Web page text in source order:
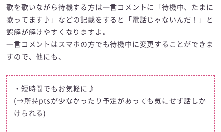
歌を歌いながら待機する方は一言コメントに「待機中、たまに
歌ってます♪」などの記載をすると「電話じゃないんだ！」と
誤解が解けやすくなりますよ。
一言コメントはスマホの方でも待機中に変更することができま
すので、他にも、
・短時間でもお気軽に♪
(→所持ptsが少なかったり予定があっても気にせず話しか
けられる)